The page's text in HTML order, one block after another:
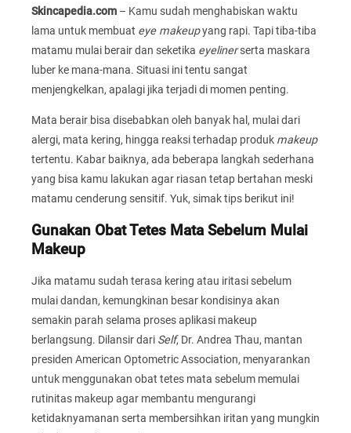
Skincapedia.com – Kamu sudah menghabiskan waktu
lama untuk membuat eye makeupyang rapi. Tapi tiba-tiba
matamu mulai berair dan seketika eyelinerserta maskara
luber ke mana-mana. Situasi ini tentu sangat
menjengkelkan, apalagi jika terjadi di momen penting.
Mata berair bisa disebabkan oleh banyak hal, mulai dari
alergi, mata kering, hingga reaksi terhadap produk makeup
tertentu. Kabar baiknya, ada beberapa langkah sederhana
yang bisa kamu lakukan agar riasan tetap bertahan meski
matamu cenderung sensitif. Yuk, simak tips berikut ini!
Gunakan Obat Tetes Mata Sebelum Mulai
Makeup
Jika matamu sudah terasa kering atau iritasi sebelum
mulai dandan, kemungkinan besar kondisinya akan
semakin parah selama proses aplikasi makeup
berlangsung. Dilansir dari Self, Dr. Andrea Thau, mantan
presiden American Optometric Association, menyarankan
untuk menggunakan obat tetes mata sebelum memulai
rutinitas makeup agar membantu mengurangi
ketidaknyamanan serta membersihkan iritan yang mungkin